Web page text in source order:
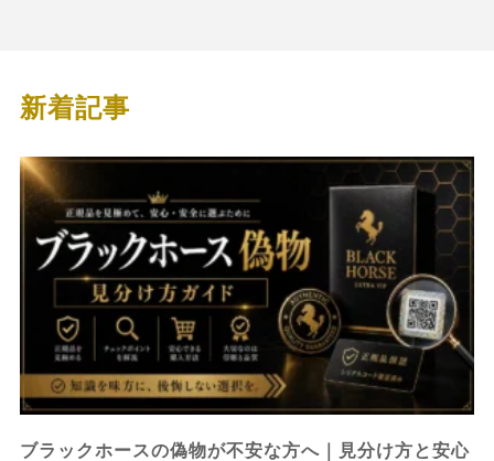
新着記事
ブラックホースの偽物が不安な方へ｜見分け方と安心